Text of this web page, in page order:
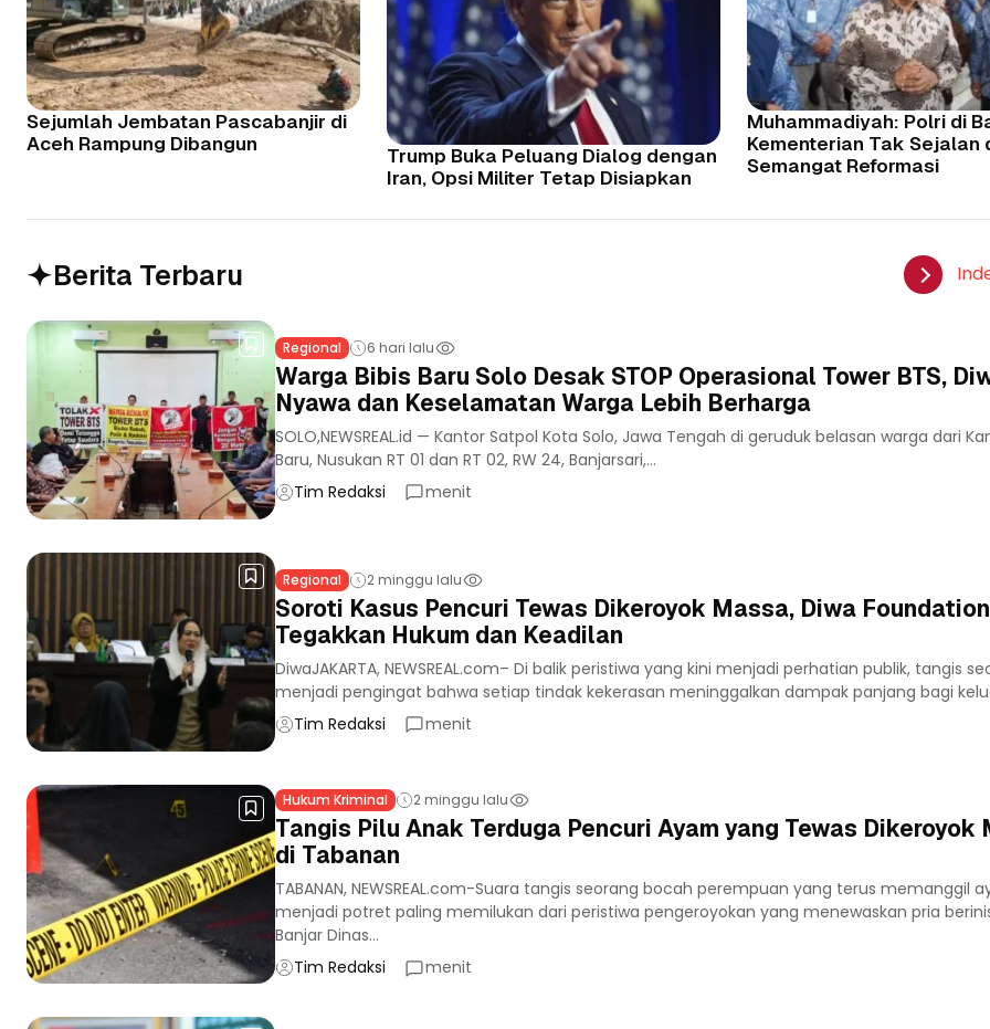
Sejumlah Jembatan Pascabanjir di
Aceh Rampung Dibangun
Trump Buka Peluang Dialog dengan
Iran, Opsi Militer Tetap Disiapkan
Muhammadiyah: Polri di
Kementerian Tak Sejalan
Semangat Reformasi
Berita Terbaru
Regional 6 hari lalu
Warga Bibis Baru Solo Desak STOP Operasional Tower BTS,
Nyawa dan Keselamatan Warga Lebih Berharga
SOLO,NEWSREAL.id — Kantor Satpol Kota Solo, Jawa Tengah di geruduk belasan warga dari
Baru, Nusukan RT 01 dan RT 02, RW 24, Banjarsari,...
Tim Redaksi
menit
Regional 2 minggu lalu
Soroti Kasus Pencuri Tewas Dikeroyok Massa, Diwa
Tegakkan Hukum dan Keadilan
DiwaJAKARTA, NEWSREAL.com– Di balik peristiwa yang kini menjadi perhatian publik, tangis
menjadi pengingat bahwa setiap tindak kekerasan meninggalkan dampak panjang bagi
Tim Redaksi
menit
Hukum Kriminal 2 minggu lalu
Tangis Pilu Anak Terduga Pencuri Ayam yang Tewas Dikeroyok
di Tabanan
TABANAN, NEWSREAL.com-Suara tangis seorang bocah perempuan yang terus memanggil
menjadi potret paling memilukan dari peristiwa pengeroyokan yang menewaskan pria
Banjar Dinas...
Tim Redaksi
menit